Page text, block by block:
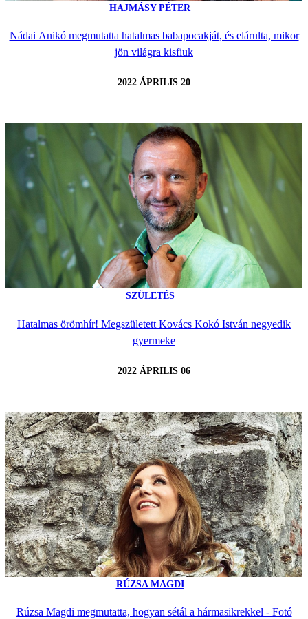
HAJMÁSY PÉTER
Nádai Anikó megmutatta hatalmas babapocakját, és elárulta, mikor
jön világra kisfiuk
2022 ÁPRILIS 20
SZÜLETÉS
Hatalmas örömhír! Megszületett Kovács Kokó István negyedik
gyermeke
2022 ÁPRILIS 06
RÚZSA MAGDI
Rúzsa Magdi megmutatta, hogyan sétál a hármasikrekkel - Fotó